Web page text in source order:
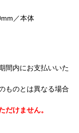
／本体
間内にお支払いいた
ものとは異なる場合
だけません。